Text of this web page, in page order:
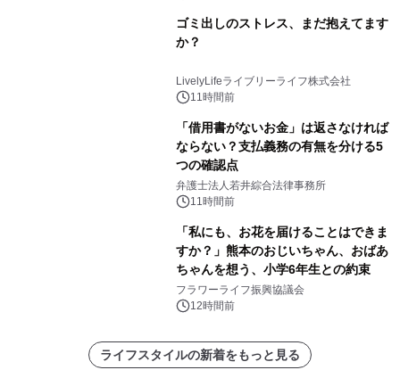
ゴミ出しのストレス、まだ抱えてます
か？
LivelyLifeライブリーライフ株式会社
11時間前
「借用書がないお金」は返さなければ
ならない？支払義務の有無を分ける5
つの確認点
弁護士法人若井綜合法律事務所
11時間前
「私にも、お花を届けることはできま
すか？」熊本のおじいちゃん、おばあ
ちゃんを想う、小学6年生との約束
フラワーライフ振興協議会
12時間前
ライフスタイルの新着をもっと見る